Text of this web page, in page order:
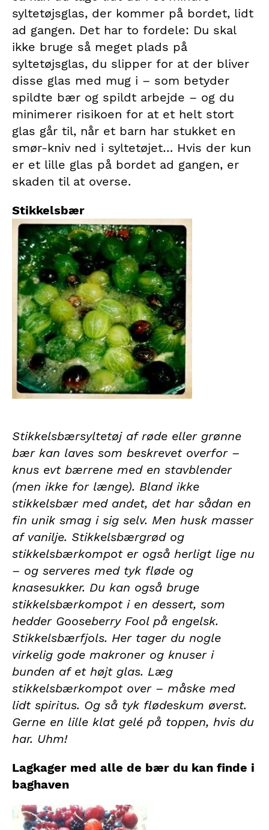
syltetøjsglas, der kommer på bordet, lidt
ad gangen. Det har to fordele: Du skal
ikke bruge så meget plads på
syltetøjsglas, du slipper for at der bliver
disse glas med mug i – som betyder
spildte bær og spildt arbejde – og du
minimerer risikoen for at et helt stort
glas går til, når et barn har stukket en
smør-kniv ned i syltetøjet… Hvis der kun
er et lille glas på bordet ad gangen, er
skaden til at overse.
Stikkelsbær
Stikkelsbærsyltetøj af røde eller grønne
bær kan laves som beskrevet overfor –
knus evt bærrene med en stavblender
(men ikke for længe). Bland ikke
stikkelsbær med andet, det har sådan en
fin unik smag i sig selv. Men husk masser
af vanilje. Stikkelsbærgrød og
stikkelsbærkompot er også herligt lige nu
– og serveres med tyk fløde og
knasesukker. Du kan også bruge
stikkelsbærkompot i en dessert, som
hedder Gooseberry Fool på engelsk.
Stikkelsbærfjols. Her tager du nogle
virkelig gode makroner og knuser i
bunden af et højt glas. Læg
stikkelsbærkompot over – måske med
lidt spiritus. Og så tyk flødeskum øverst.
Gerne en lille klat gelé på toppen, hvis du
har. Uhm!
Lagkager med alle de bær du kan finde i
baghaven